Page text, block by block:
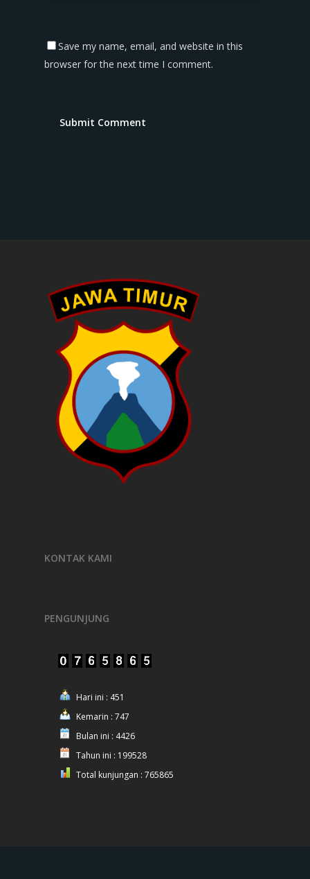
Save my name, email, and website in this
browser for the next time I comment.
KONTAK KAMI
PENGUNJUNG
Hari ini : 451
Kemarin : 747
Bulan ini : 4426
Tahun ini : 199528
Total kunjungan : 765865